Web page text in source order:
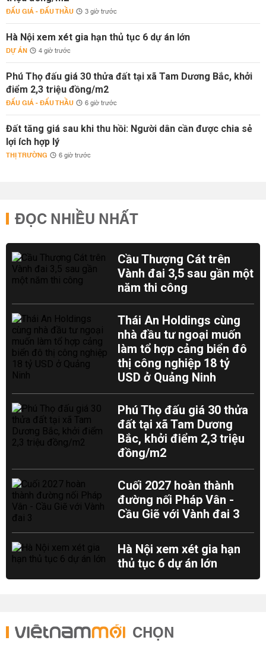
ĐẤU GIÁ - ĐẤU THẦU 3 giờ trước
Hà Nội xem xét gia hạn thủ tục 6 dự án lớn
DỰ ÁN 4 giờ trước
Phú Thọ đấu giá 30 thửa đất tại xã Tam Dương Bắc, khởi
điểm 2,3 triệu đồng/m2
ĐẤU GIÁ - ĐẤU THẦU 6 giờ trước
Đất tăng giá sau khi thu hồi: Người dân cần được chia sẻ
lợi ích hợp lý
THỊ TRƯỜNG 6 giờ trước
ĐỌC NHIỀU NHẤT
Cầu Thượng Cát trên
Vành đai 3,5 sau gần một
năm thi công
Thái An Holdings cùng
nhà đầu tư ngoại muốn
làm tổ hợp cảng biển đô
thị công nghiệp 18 tỷ
USD ở Quảng Ninh
Phú Thọ đấu giá 30 thửa
đất tại xã Tam Dương
Bắc, khởi điểm 2,3 triệu
đồng/m2
Cuối 2027 hoàn thành
đường nối Pháp Vân -
Cầu Giẽ với Vành đai 3
Hà Nội xem xét gia hạn
thủ tục 6 dự án lớn
CHỌN